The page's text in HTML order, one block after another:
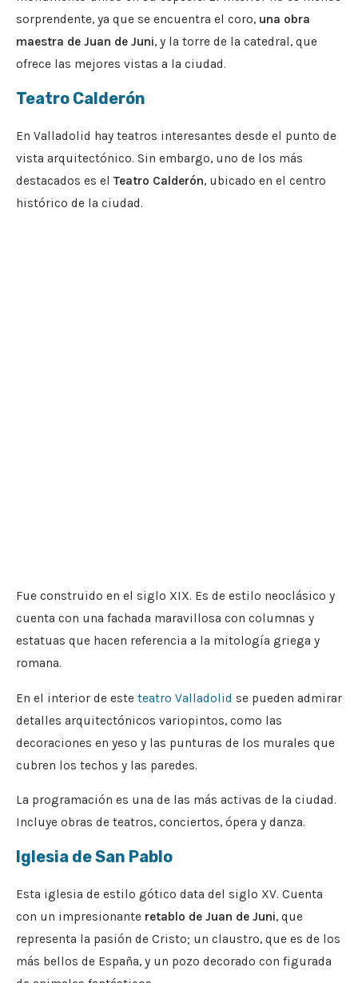
sorprendente, ya que se encuentra el coro, una obra
maestra de Juan de Juni, y la torre de la catedral, que
ofrece las mejores vistas a la ciudad.
Teatro Calderón
En Valladolid hay teatros interesantes desde el punto de
vista arquitectónico. Sin embargo, uno de los más
destacados es elTeatro Calderón, ubicado en el centro
histórico de la ciudad.
Fue construido en el siglo XIX. Es de estilo neoclásico y
cuenta con una fachada maravillosa con columnas y
estatuas que hacen referencia a la mitología griega y
romana.
En el interior de este teatro Valladolid se pueden admirar
detalles arquitectónicos variopintos, como las
decoraciones en yeso y las punturas de los murales que
cubren los techos y las paredes.
La programación es una de las más activas de la ciudad.
Incluye obras de teatros, conciertos, ópera y danza.
Iglesia de San Pablo
Esta iglesia de estilo gótico data del siglo XV. Cuenta
con un impresionante retablo de Juan de Juni, que
representa la pasión de Cristo; un claustro, que es de los
más bellos de España, y un pozo decorado con figurada